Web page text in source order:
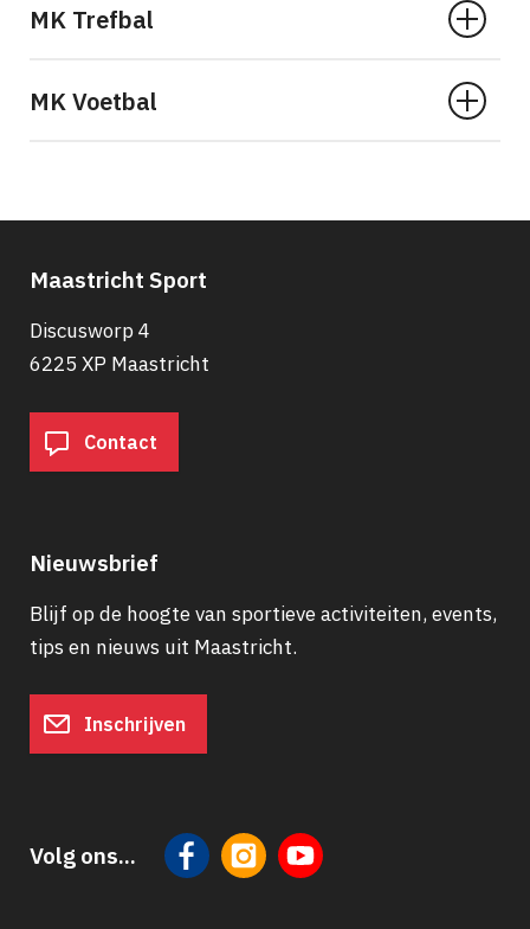
MK Trefbal
MK Voetbal
Maastricht Sport
Discusworp 4
6225 XP Maastricht
Contact
Nieuwsbrief
Blijf op de hoogte van sportieve activiteiten, events,
tips en nieuws uit Maastricht.
Inschrijven
Volg ons...